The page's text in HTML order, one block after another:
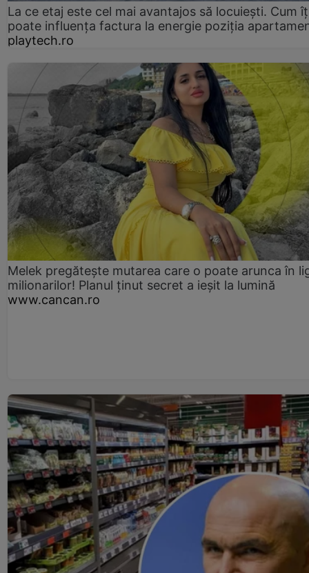
La ce etaj este cel mai avantajos să locuiești. Cum
poate influența factura la energie poziția
playtech.ro
Melek pregătește mutarea care o poate arunca în
milionarilor! Planul ținut secret a ieșit la lumină
www.cancan.ro